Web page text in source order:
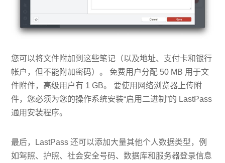
您可以将文件附加到这些笔记（以及地址、支付卡和银行
帐户，但不能附加密码）。 免费用户分配 50 MB 用于文
件附件，高级用户有 1 GB。 要使用网络浏览器上传附
件，您必须为您的操作系统安装“启用二进制”的 LastPass
通用安装程序。
最后，LastPass 还可以添加大量其他个人数据类型，例
如驾照、护照、社会安全号码、数据库和服务器登录信息